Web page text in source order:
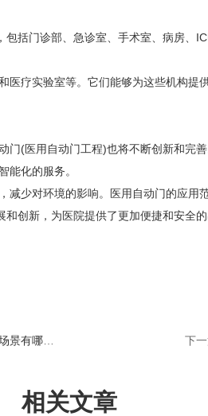
门诊部、急诊室、手术室、病房、
疗实验室等。它们能够为这些机构提
(医用自动门工程)也将不断创新和完
能化的服务。
对环境的影响。医用自动门的应用
新，为医院提供了更加便捷和安全
哪些？ 下一
相关文章